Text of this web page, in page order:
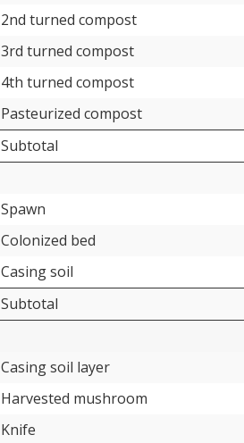
2nd turned compost
3rd turned compost
4th turned compost
Pasteurized compost
Subtotal
Spawn
Colonized bed
Casing soil
Subtotal
Casing soil layer
Harvested mushroom
Knife